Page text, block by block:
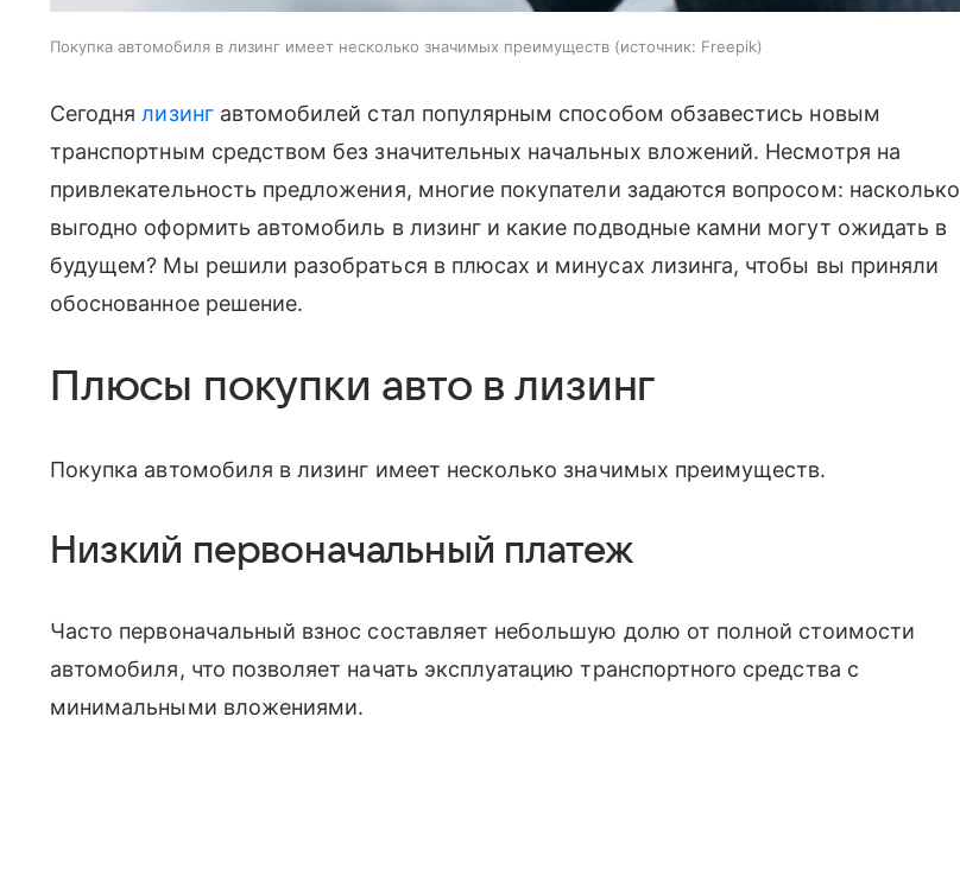
Покупка автомобиля в лизинг имеет несколько значимых преимуществ источник: Freepik
Сегоднялизингавтомобилей стал популярным способом обзавестись новым
транспортным средством без значительных начальных вложений. Несмотря на
привлекательность предложения, многие покупатели задаются вопросом: насколько
выгодно оформить автомобиль в лизинг и какие подводные камни могут ожидать в
будущем? Мы решили разобраться в плюсах и минусах лизинга, чтобы вы приняли
обоснованное решение.
Плюсы покупки авто в лизинг
Покупка автомобиля в лизинг имеет несколько значимых преимуществ.
Низкий первоначальный платеж
Часто первоначальный взнос составляет небольшую долю от полной стоимости
автомобиля, что позволяет начать эксплуатацию транспортного средства с
минимальными вложениями.